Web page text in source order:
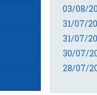
03/08/
31/07/
30/07/
28/07/